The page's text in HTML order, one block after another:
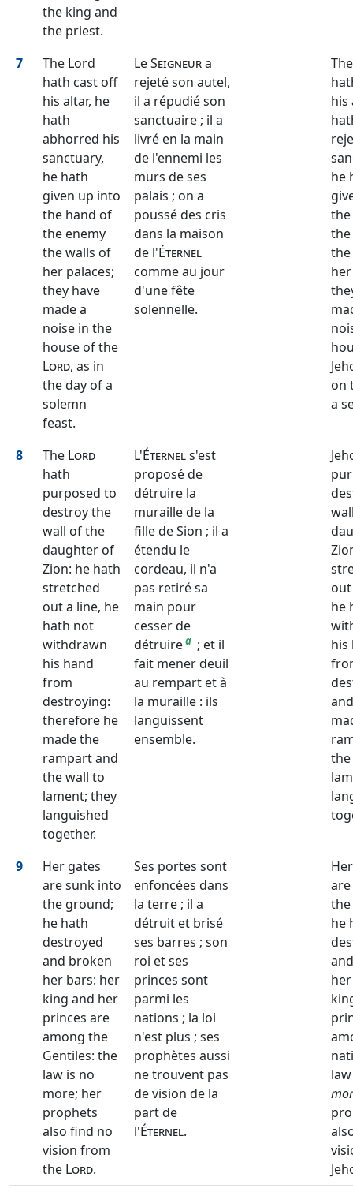
the king and
the priest.
7
The Lord
hath cast off
his altar, he
hath
abhorred his
sanctuary,
he hath
given up into
the hand of
the enemy
the walls of
her palaces;
they have
made a
noise in the
house of the
Lord, as in
the day of a
solemn
feast.
LeSeigneura
rejeté son autel,
il a répudié son
sanctuaire ; il a
livré en la main
de l'ennemi les
murs de ses
palais ; on a
poussé des cris
dans la maison
de l'Éternel
comme au jour
d'une fête
solennelle.
his
he
the
on
a
8 The Lord
hath
purposed to
destroy the
wall of the
daughter of
Zion: he hath
stretched
out a line, he
hath not
withdrawn
his hand
from
destroying:
therefore he
made the
rampart and
the wall to
lament; they
languished
together.
L'Éternels'est
proposé de
détruire la
muraille de la
fille de Sion ; il a
étendu le
cordeau, il n'a
pas retiré sa
main pour
cesser de
détruirea ; et il
fait mener deuil
au rempart et à
la muraille : ils
languissent
ensemble.
he
his
9
Her gates
are sunk into
the ground;
he hath
destroyed
and broken
her bars: her
king and her
princes are
among the
Gentiles: the
law is no
more; her
prophets
also find no
vision from
the Lord.
Ses portes sont
enfoncées dans
la terre ; il a
détruit et brisé
ses barres ; son
roi et ses
princes sont
parmi les
nations ; la loi
n'est plus ; ses
prophètes aussi
ne trouvent pas
de vision de la
part de
l'Éternel.
he